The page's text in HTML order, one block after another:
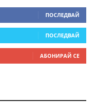
ПОСЛЕДВАЙ
ПОСЛЕДВАЙ
АБОНИРАЙ СЕ